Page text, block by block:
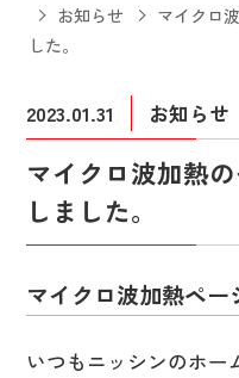
お知らせ
マイクロ
した。
2023.01.31 お知らせ
マイクロ波加熱
しました。
マイクロ波加熱ペ
いつもニッシンのホー